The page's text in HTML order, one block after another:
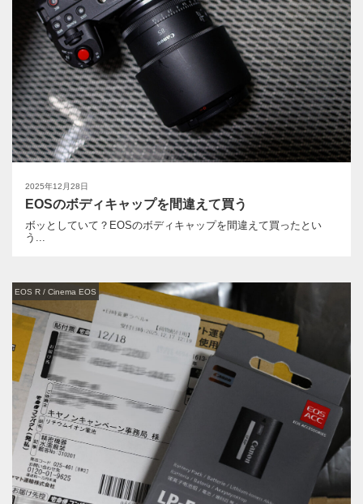
2025年12月28日
EOSのボディキャップを間違えて買う
ボッとしていて？EOSのボディキャップを間違えて買ったとい
う...
EOS R / Cinema EOS